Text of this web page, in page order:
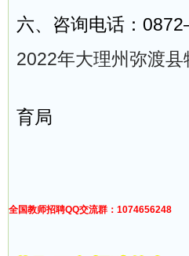
六、咨询电话：
2022年大理州弥渡
育局
全国教师招聘QQ交流群：1074656248